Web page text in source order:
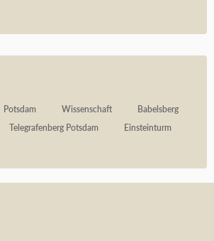
Potsdam Wissenschaft
Babelsberg
Telegrafenberg Potsdam
Einsteinturm